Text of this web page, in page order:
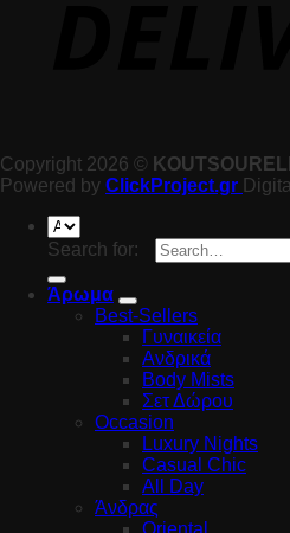
Copyright 2026 ©
Powered by ClickProject.gr
Search for:
Άρωμα
Best-Sellers
Γυναικεία
Ανδρικά
Body Mists
Σετ Δώρου
Occasion
Luxury Nights
Casual Chic
All Day
Άνδρας